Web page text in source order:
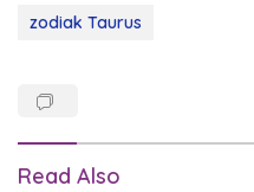
zodiak Taurus
Read Also